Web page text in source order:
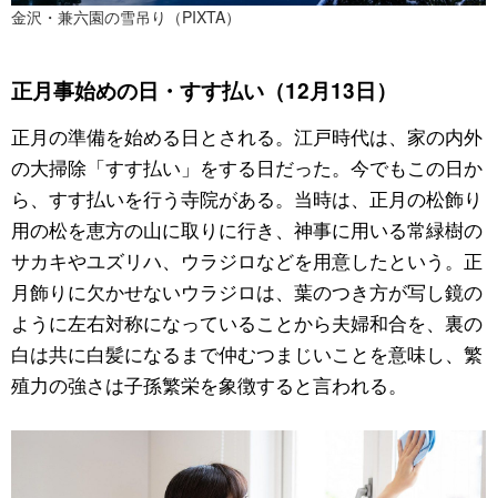
金沢・兼六園の雪吊り（PIXTA）
正月事始めの日・すす払い（12月13日）
正月の準備を始める日とされる。江戸時代は、家の内外
の大掃除「すす払い」をする日だった。今でもこの日か
ら、すす払いを行う寺院がある。当時は、正月の松飾り
用の松を恵方の山に取りに行き、神事に用いる常緑樹の
サカキやユズリハ、ウラジロなどを用意したという。正
月飾りに欠かせないウラジロは、葉のつき方が写し鏡の
ように左右対称になっていることから夫婦和合を、裏の
白は共に白髪になるまで仲むつまじいことを意味し、繁
殖力の強さは子孫繁栄を象徴すると言われる。